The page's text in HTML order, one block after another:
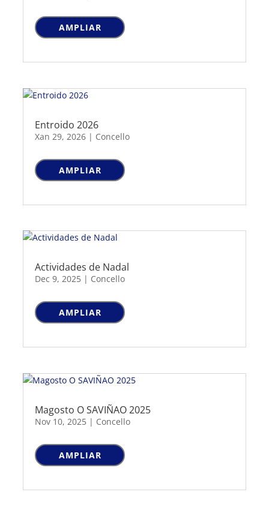
AMPLIAR
Entroido 2026
Xan 29, 2026 | Concello
AMPLIAR
Actividades de Nadal
Dec 9, 2025 | Concello
AMPLIAR
Magosto O SAVIÑAO 2025
Nov 10, 2025 | Concello
AMPLIAR